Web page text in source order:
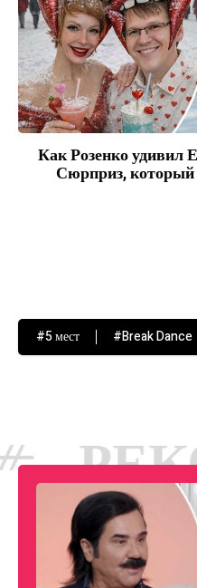
Как Розенко удивил
Сюрприз, который
#5 мест #Break Dance